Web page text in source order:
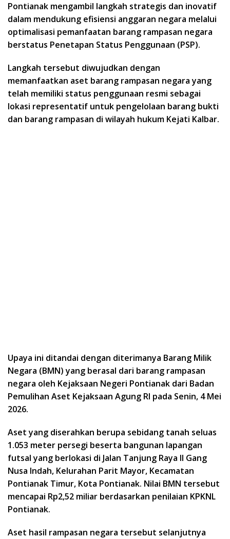
Pontianak mengambil langkah strategis dan inovatif
dalam mendukung efisiensi anggaran negara melalui
optimalisasi pemanfaatan barang rampasan negara
berstatus Penetapan Status Penggunaan (PSP).
Langkah tersebut diwujudkan dengan
memanfaatkan aset barang rampasan negara yang
telah memiliki status penggunaan resmi sebagai
lokasi representatif untuk pengelolaan barang bukti
dan barang rampasan di wilayah hukum Kejati Kalbar.
Upaya ini ditandai dengan diterimanya Barang Milik
Negara (BMN) yang berasal dari barang rampasan
negara oleh Kejaksaan Negeri Pontianak dari Badan
Pemulihan Aset Kejaksaan Agung RI pada Senin, 4 Mei
2026.
Aset yang diserahkan berupa sebidang tanah seluas
1.053 meter persegi beserta bangunan lapangan
futsal yang berlokasi di Jalan Tanjung Raya II Gang
Nusa Indah, Kelurahan Parit Mayor, Kecamatan
Pontianak Timur, Kota Pontianak. Nilai BMN tersebut
mencapai Rp2,52 miliar berdasarkan penilaian KPKNL
Pontianak.
Aset hasil rampasan negara tersebut selanjutnya